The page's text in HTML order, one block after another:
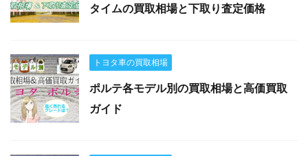
タイムの買取相場と下取り査定価格
トヨタ車の買取相場
ポルテ各モデル別の買取相場と高価買取
ガイド